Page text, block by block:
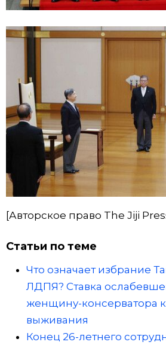
[Авторское право The Jiji
Статьи по теме
Что означает избрание
ЛДПЯ? Ставка
женщину-консерватора
выживания
Конец 26-летнего